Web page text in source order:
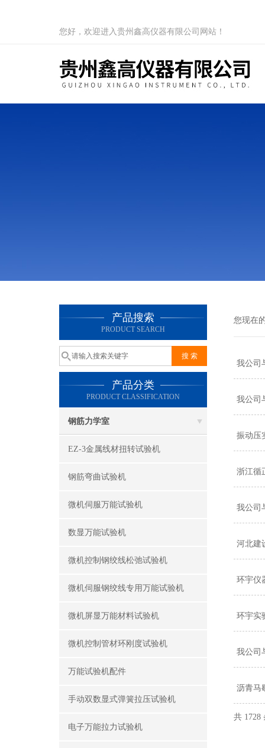
您好，欢迎进入贵州鑫高仪器有限公司网站！
产品搜索
PRODUCT SEARCH
产品分类
PRODUCT CLASSIFICATION
钢筋力学室
EZ-3金属线材扭转试验机
钢筋弯曲试验机
微机伺服万能试验机
数显万能试验机
微机控制钢绞线松弛试验机
微机伺服钢绞线专用万能试验机
微机屏显万能材料试验机
微机控制管材环刚度试验机
万能试验机配件
手动双数显式弹簧拉压试验机
电子万能拉力试验机
您现在
我公司
我公司
振动压
浙江循
我公司
河北建
环宇仪
环宇实
我公司
沥青马
共 1728